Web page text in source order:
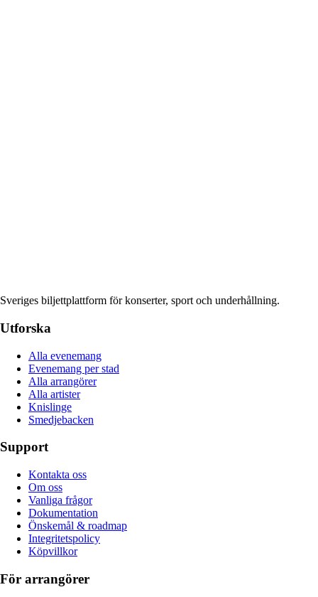
Sveriges biljettplattform för konserter, sport och underhållning.
Utforska
Alla evenemang
Evenemang per stad
Alla arrangörer
Alla artister
Knislinge
Smedjebacken
Support
Kontakta oss
Om oss
Vanliga frågor
Dokumentation
Önskemål & roadmap
Integritetspolicy
Köpvillkor
För arrangörer